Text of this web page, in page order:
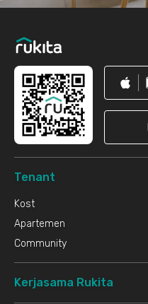
Tenant
Kost
Apartemen
Community
Kerjasama Rukita